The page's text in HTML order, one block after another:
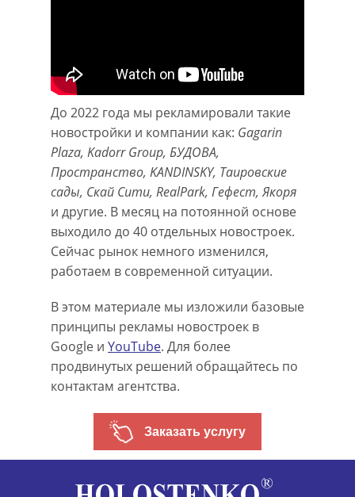
До 2022 года мы рекламировали такие
новостройки и компании как: Gagarin
Plaza, Kadorr Group, БУДОВА,
Пространство, KANDINSKY, Таировские
сады, Скай Сити, RealPark, Гефест, Якоря
и другие. В месяц на потоянной основе
выходило до 40 отдельных новостроек.
Сейчас рынок немного изменился,
работаем в современной ситуации.
В этом материале мы изложили базовые
принципы рекламы новостроек в
Google и YouTube. Для более
продвинутых решений обращайтесь по
контактам агентства.
Заказать услугу